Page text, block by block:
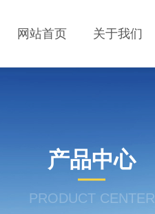
网站首页 关于我们
产品中心
PRODUCT CENTER